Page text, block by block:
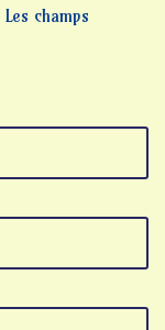
Les champs